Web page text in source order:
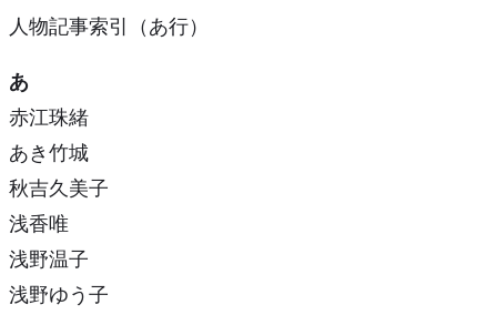
人物記事索引（あ行）
あ
赤江珠緒
あき竹城
秋吉久美子
浅香唯
浅野温子
浅野ゆう子